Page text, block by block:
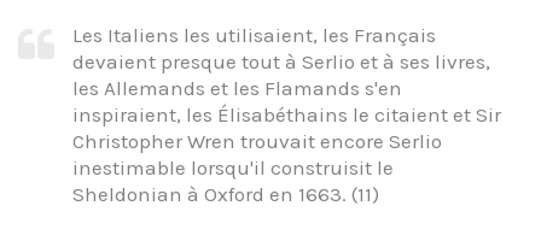
Les Italiens les utilisaient, les Français
devaient presque tout à Serlio et à ses livres,
les Allemands et les Flamands s'en
inspiraient, les Élisabéthains le citaient et Sir
Christopher Wren trouvait encore Serlio
inestimable lorsqu'il construisit le
Sheldonian à Oxford en 1663. (11)